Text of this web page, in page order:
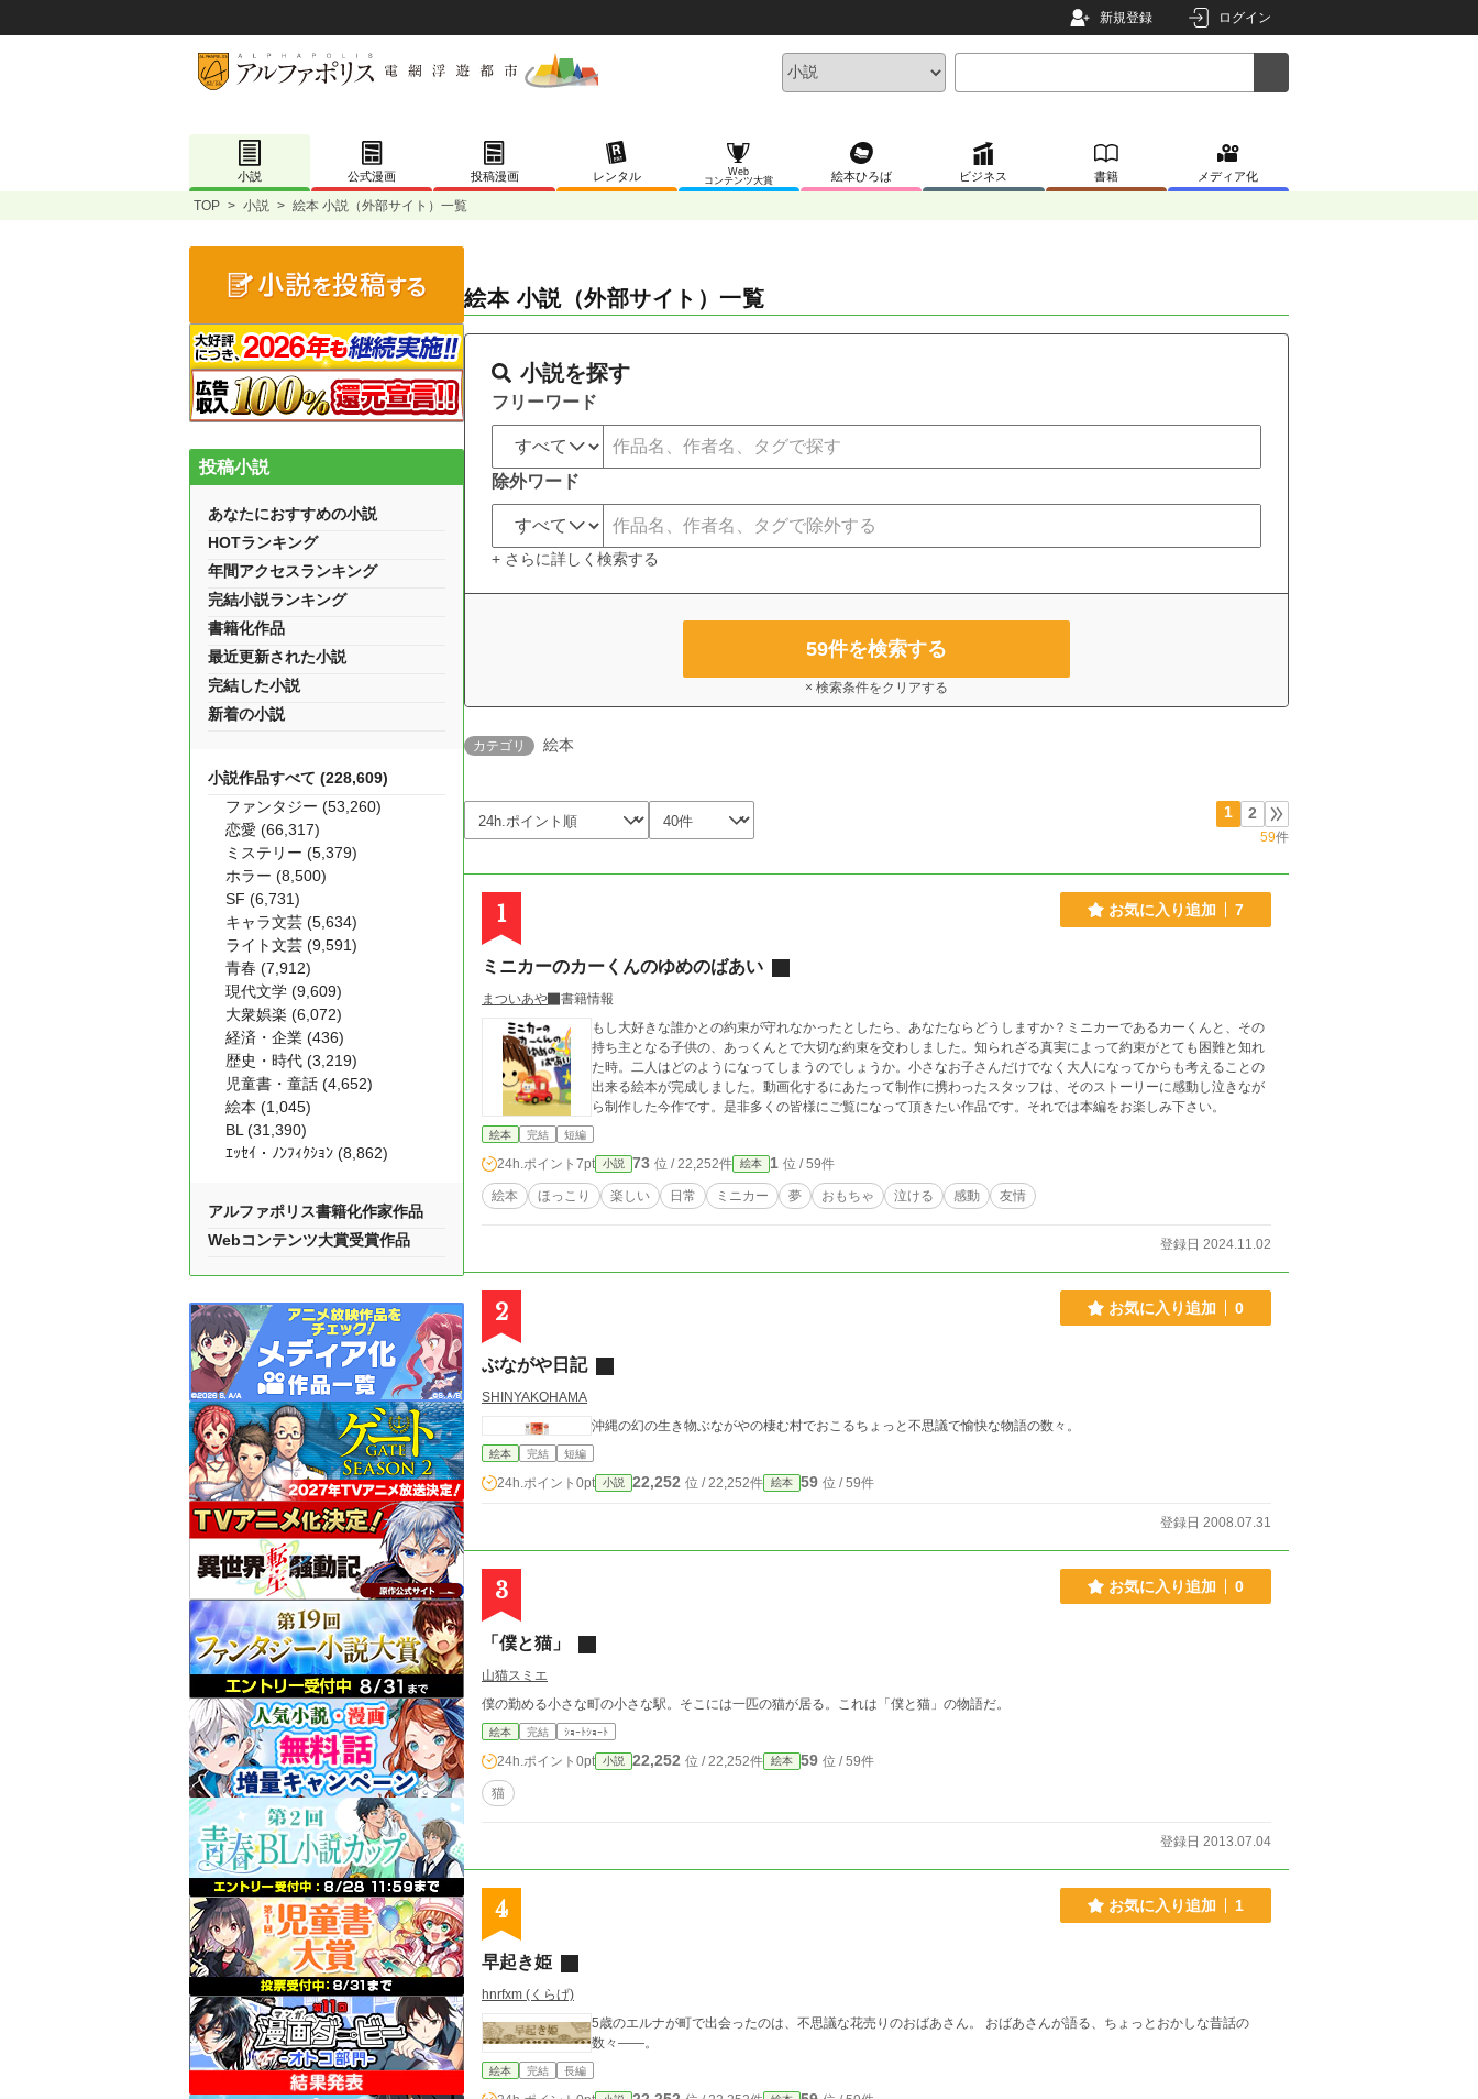
新規登録 ログイン
小説 公式漫画 投稿漫画 レンタル
Web
コンテンツ大賞
絵本ひろば ビジネス 書籍 メディア化
TOP > 小説 > 絵本 小説（外部サイト）一覧
絵本 小説（外部サイト）一覧
小説を探す
フリーワード
除外ワード
+ さらに詳しく検索する
59件を検索する
× 検索条件をクリアする
カテゴリ 絵本
1 2
59件
1 お気に入り追加 7
ミニカーのカーくんのゆめのばあい
まついあや
書籍情報
もし大好きな誰かとの約束が守れなかったとしたら、あなたならどうしますか？ミニカーであるカーくんと、その
持ち主となる子供の、あっくんとで大切な約束を交わしました。知られざる真実によって約束がとても困難と知れ
た時。二人はどのようになってしまうのでしょうか。小さなお子さんだけでなく大人になってからも考えることの
出来る絵本が完成しました。動画化するにあたって制作に携わったスタッフは、そのストーリーに感動し泣きなが
ら制作した今作です。是非多くの皆様にご覧になって頂きたい作品です。それでは本編をお楽しみ下さい。
絵本 完結 短編
24h.ポイント 7pt 小説 73 位 / 22,252件 絵本 1 位 / 59件
絵本 ほっこり 楽しい 日常 ミニカー 夢 おもちゃ 泣ける 感動 友情
登録日 2024.11.02
2 お気に入り追加 0
ぶながや日記
SHINYAKOHAMA
沖縄の幻の生き物ぶながやの棲む村でおこるちょっと不思議で愉快な物語の数々。
絵本 完結 短編
24h.ポイント 0pt 小説 22,252 位 / 22,252件 絵本 59 位 / 59件
登録日 2008.07.31
3 お気に入り追加 0
「僕と猫」
山猫スミエ
僕の勤める小さな町の小さな駅。そこには一匹の猫が居る。これは「僕と猫」の物語だ。
絵本 完結 ｼｮｰﾄｼｮｰﾄ
24h.ポイント 0pt 小説 22,252 位 / 22,252件 絵本 59 位 / 59件
猫
登録日 2013.07.04
4 お気に入り追加 1
早起き姫
hnrfxm (くらげ)
5歳のエルナが町で出会ったのは、不思議な花売りのおばあさん。 おばあさんが語る、ちょっとおかしな昔話の
数々――。
絵本 完結 長編
投稿小説
あなたにおすすめの小説
HOTランキング
年間アクセスランキング
完結小説ランキング
書籍化作品
最近更新された小説
完結した小説
新着の小説
小説作品すべて (228,609)
ファンタジー (53,260)
恋愛 (66,317)
ミステリー (5,379)
ホラー (8,500)
SF (6,731)
キャラ文芸 (5,634)
ライト文芸 (9,591)
青春 (7,912)
現代文学 (9,609)
大衆娯楽 (6,072)
経済・企業 (436)
歴史・時代 (3,219)
児童書・童話 (4,652)
絵本 (1,045)
BL (31,390)
ｴｯｾｲ・ﾉﾝﾌｨｸｼｮﾝ (8,862)
アルファポリス書籍化作家作品
Webコンテンツ大賞受賞作品